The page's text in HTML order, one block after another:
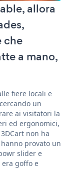
allora
che
a mano,
fiere locali e
un
ai visitatori la
ed ergonomici,
non ha
provato un
slider e
goffo e